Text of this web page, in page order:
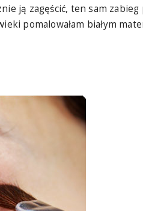
ją zagęścić, ten sam
pomalowałam białym